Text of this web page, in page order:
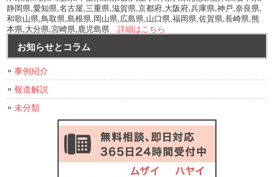
静岡県,愛知県,名古屋,三重県,滋賀県,京都府,大阪府,兵庫県,神戸,奈良県,
和歌山県,鳥取県,島根県,岡山県,広島県,山口県,福岡県,佐賀県,長崎県,熊
本県,大分県,宮崎県,鹿児島県詳細はこちら
お知らせとコラム
事例紹介
報道解説
未分類